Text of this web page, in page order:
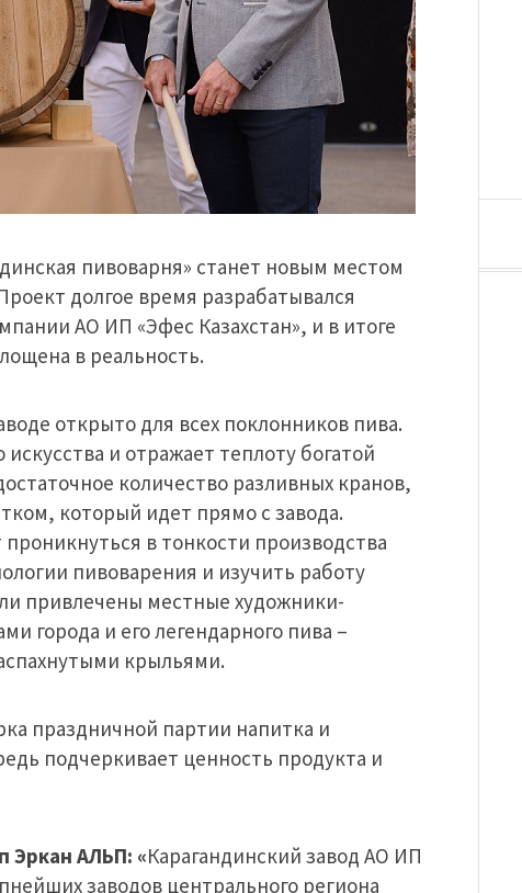
пивоварня» станет новым местом
долгое время разрабатывался
АО ИП «Эфес Казахстан», и в итоге
в реальность.
открыто для всех поклонников пива.
и отражает теплоту богатой
количество разливных кранов,
который идет прямо с завода.
в тонкости производства
пивоварения и изучить работу
привлечены местные художники-
города и его легендарного пива –
крыльями.
праздничной партии напитка и
подчеркивает ценность продукта и
Эркан АЛЬП: «Карагандинский завод АО ИП
заводов центрального региона